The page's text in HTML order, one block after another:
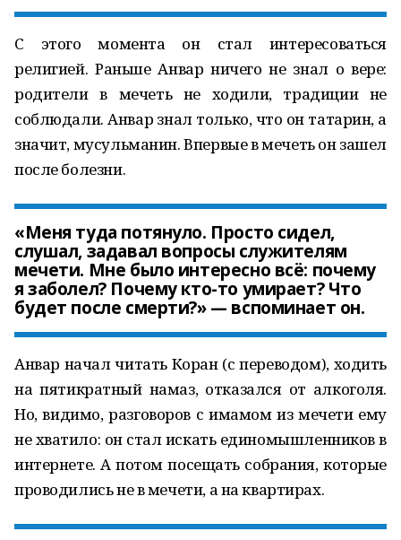
С этого момента он стал интересоваться
религией. Раньше Анвар ничего не знал о вере:
родители в мечеть не ходили, традиции не
соблюдали. Анвар знал только, что он татарин, а
значит, мусульманин. Впервые в мечеть он зашел
после болезни.
«Меня туда потянуло. Просто сидел,
слушал, задавал вопросы служителям
мечети. Мне было интересно всё: почему
я заболел? Почему кто-то умирает? Что
будет после смерти?» — вспоминает он.
Анвар начал читать Коран (с переводом), ходить
на пятикратный намаз, отказался от алкоголя.
Но, видимо, разговоров с имамом из мечети ему
не хватило: он стал искать единомышленников в
интернете. А потом посещать собрания, которые
проводились не в мечети, а на квартирах.